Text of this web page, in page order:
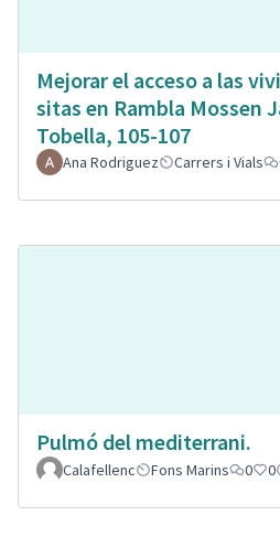
Mejorar el acceso a las
sitas en Rambla Mossen
Tobella, 105-107
Ana Rodriguez Carrers i Vials
Pulmó del mediterrani.
Calafellenc
Fons Marins 0 0